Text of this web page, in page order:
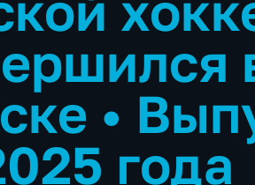
•
года